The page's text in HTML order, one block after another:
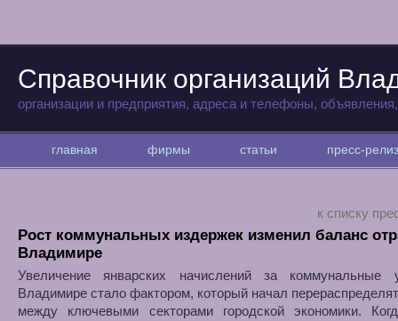
Справочник организаций
организации и предприятия, адреса и телефоны,
главная фирмы статьи пресс-
к списку
Рост коммунальных издержек изменил баланс
Владимире
Увеличение январских начислений за коммунальные
Владимире стало фактором, который начал
между ключевыми секторами городской экономики.